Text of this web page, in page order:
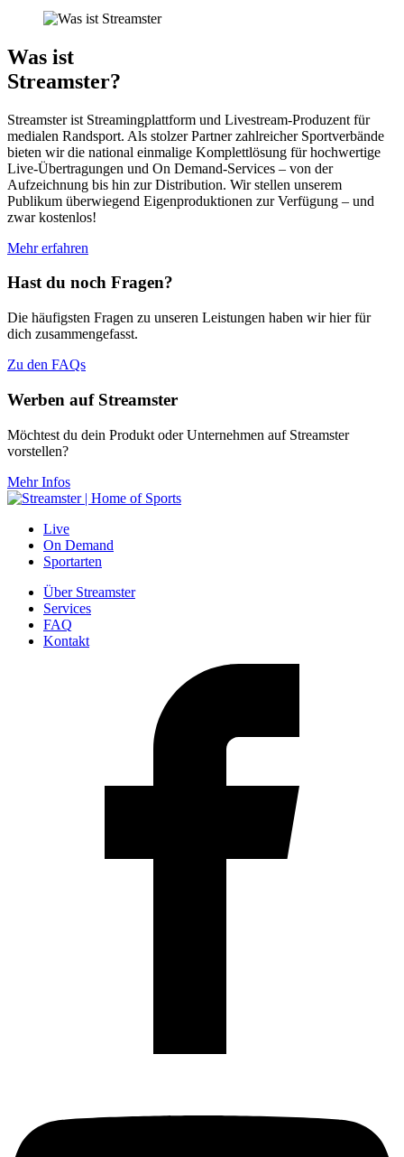
Was ist
Streamster?
Streamster ist Streamingplattform und Livestream-Produzent für
medialen Randsport. Als stolzer Partner zahlreicher Sportverbände
bieten wir die national einmalige Komplettlösung für hochwertige
Live-Übertragungen und On Demand-Services – von der
Aufzeichnung bis hin zur Distribution. Wir stellen unserem
Publikum überwiegend Eigenproduktionen zur Verfügung – und
zwar kostenlos!
Mehr erfahren
Hast du noch Fragen?
Die häufigsten Fragen zu unseren Leistungen haben wir hier für
dich zusammengefasst.
Zu den FAQs
Werben auf Streamster
Möchtest du dein Produkt oder Unternehmen auf Streamster
vorstellen?
Mehr Infos
Live
On Demand
Sportarten
Über Streamster
Services
FAQ
Kontakt